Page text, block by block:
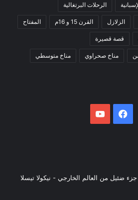
الرحلات البرتغالية
الزلازل القرن 15 و 16م المفتاح
قصة قصيرة
مناخ صحراوي مناخ متوسطي
فيسبوك
ضئيل من العالم الخارجي - نيكولا تيسلا